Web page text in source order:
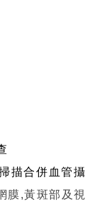
描合併血管攝
膜,黃斑部及視